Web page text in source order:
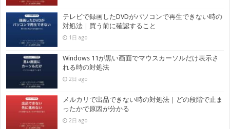
テレビで録画したDVDがパソコンで再生できない時の
対処法｜買う前に確認すること
1日 ago
Windows 11が黒い画面でマウスカーソルだけ表示さ
れる時の対処法
2日 ago
メルカリで出品できない時の対処法｜どの段階で止ま
ったかで原因が分かる
2日 ago